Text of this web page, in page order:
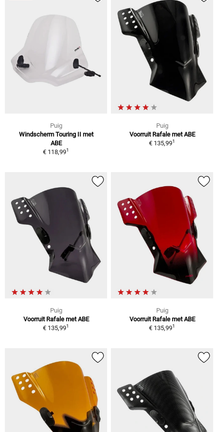
Puig
Windscherm Touring II met
ABE
€ 118,991
Puig
Voorruit Rafale met ABE
€ 135,991
Puig
Voorruit Rafale met ABE
€ 135,991
Puig
Voorruit Rafale met ABE
€ 135,991